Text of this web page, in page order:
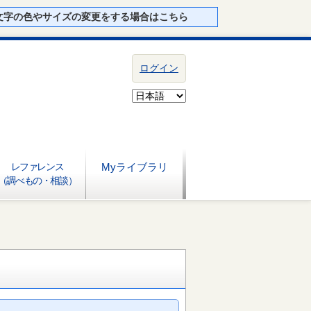
の色やサイズの変更をする場合はこちら
レファレンス
調べもの・相談）
Myライブラリ
ログイン